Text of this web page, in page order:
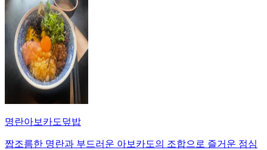
명란아보카도덮밥
짭조름한 명란과 부드러운 아보카도의 조합으로 즐거운 점심